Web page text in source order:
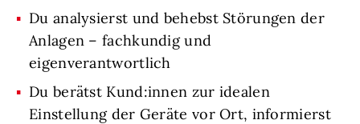
Du analysierst und behebst Störungen der
Anlagen – fachkundig und
eigenverantwortlich
Du berätst Kund:innen zur idealen
Einstellung der Geräte vor Ort, informierst